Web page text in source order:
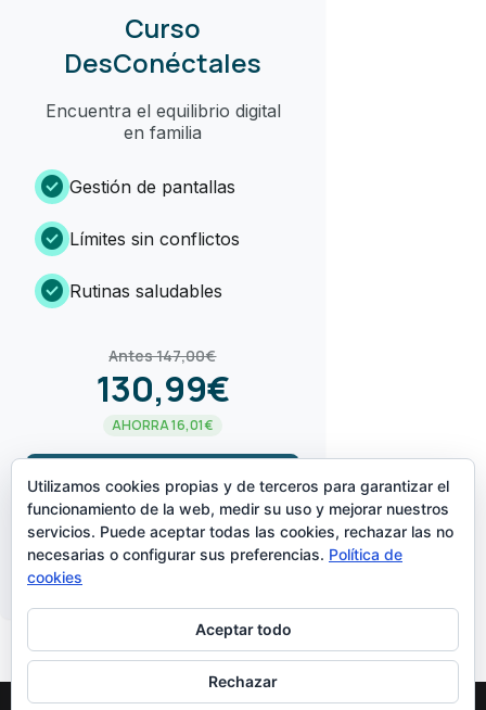
Curso
DesConéctales
Encuentra el equilibrio digital
en familia
check_circle Gestión de pantallas
check_circle Límites sin conflictos
check_circle Rutinas saludables
Antes 147,00€
130,99€
AHORRA 16,01€
¡LO QUIERO!arrow_forward
CREADO POR
Utilizamos cookies propias y de terceros para garantizar el
funcionamiento de la web, medir su uso y mejorar nuestros
servicios. Puede aceptar todas las cookies, rechazar las no
necesarias o configurar sus preferencias. Política de
cookies
Aceptar todo
Rechazar